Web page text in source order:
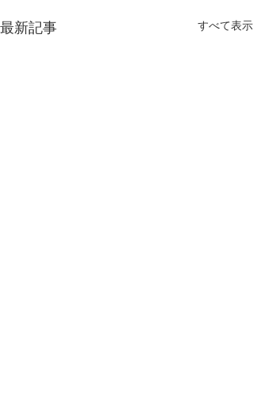
最新記事 すべて表示